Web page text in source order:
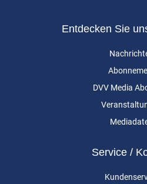
Entdecken Sie
DVV Media
Service /